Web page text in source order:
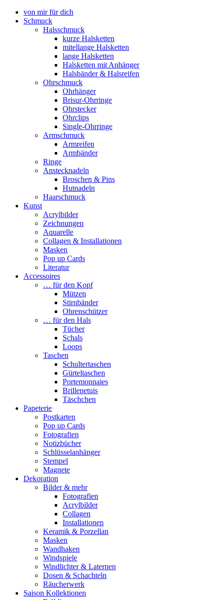
von mir für dich
Schmuck
Halsschmuck
kurze Halsketten
mitellange Halsketten
lange Halsketten
Halsketten mit Anhänger
Halsbänder & Halsreifen
Ohrschmuck
Ohrhänger
Brisur-Ohrringe
Ohrstecker
Ohrclips
Single-Ohrringe
Armschmuck
Armreifen
Armbänder
Ringe
Anstecknadeln
Broschen & Pins
Hutnadeln
Haarschmuck
Kunst
Acrylbilder
Zeichnungen
Aquarelle
Collagen & Installationen
Masken
Pop up Cards
Literatur
Accessoires
… für den Kopf
Mützen
Stirnbänder
Ohrenschützer
… für den Hals
Tücher
Schals
Loops
Taschen
Schultertaschen
Gürteltaschen
Portemonnaies
Brillenetuis
Täschchen
Papeterie
Postkarten
Pop up Cards
Fotografien
Notizbücher
Schlüsselanhänger
Stempel
Magnete
Dekoration
Bilder & mehr
Fotografien
Acrylbilder
Collagen
Installationen
Keramik & Porzellan
Masken
Wandhaken
Windspiele
Windlichter & Laternen
Dosen & Schachteln
Räucherwerk
Saison Kollektionen